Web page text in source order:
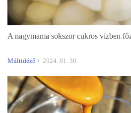
A nagymama sokszor cukros vízben
Múltidéző 2024. 01. 30.